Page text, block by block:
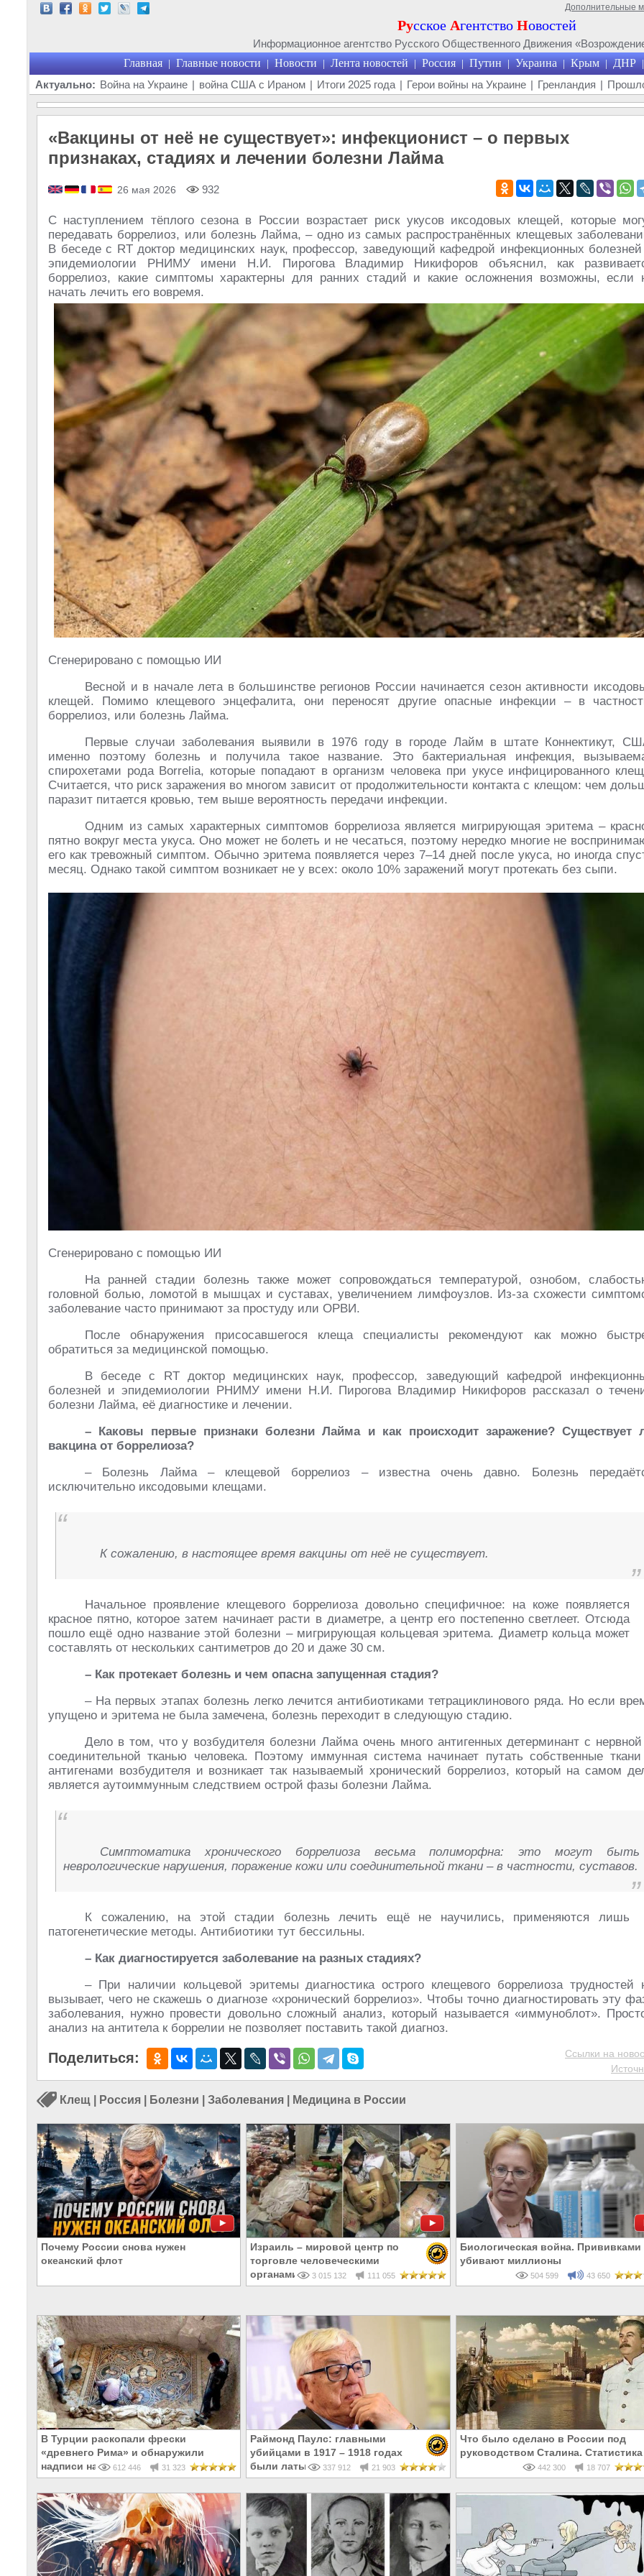
Дополнительные
Русское Агентство Новостей
Информационное агентство Русского Общественного Движения
Главная | Главные новости | Новости | Лента новостей | Россия | Путин | Украина | Крым | ДНР |
Актуально: Война на Украине | война США с Ираном | Итоги 2025 года | Герои войны на Украине | Гренландия |
«Вакцины от неё не существует»: инфекционист – о первых
признаках, стадиях и лечении болезни Лайма
26 мая 2026 932
С наступлением тёплого сезона в России возрастает риск укусов иксодовых клещей, которые
передавать боррелиоз, или болезнь Лайма, – одно из самых распространённых клещевых
В беседе с RT доктор медицинских наук, профессор, заведующий кафедрой инфекционных
эпидемиологии РНИМУ имени Н.И. Пирогова Владимир Никифоров объяснил, как
боррелиоз, какие симптомы характерны для ранних стадий и какие осложнения возможны, если
начать лечить его вовремя.
Сгенерировано с помощью ИИ
Весной и в начале лета в большинстве регионов России начинается сезон активности
клещей. Помимо клещевого энцефалита, они переносят другие опасные инфекции – в
боррелиоз, или болезнь Лайма.
Первые случаи заболевания выявили в 1976 году в городе Лайм в штате Коннектикут,
именно поэтому болезнь и получила такое название. Это бактериальная инфекция,
спирохетами рода Borrelia, которые попадают в организм человека при укусе инфицированного
Считается, что риск заражения во многом зависит от продолжительности контакта с клещом: чем
паразит питается кровью, тем выше вероятность передачи инфекции.
Одним из самых характерных симптомов боррелиоза является мигрирующая эритема –
пятно вокруг места укуса. Оно может не болеть и не чесаться, поэтому нередко многие не
его как тревожный симптом. Обычно эритема появляется через 7–14 дней после укуса, но иногда
месяц. Однако такой симптом возникает не у всех: около 10% заражений могут протекать без сыпи.
Сгенерировано с помощью ИИ
На ранней стадии болезнь также может сопровождаться температурой, ознобом,
головной болью, ломотой в мышцах и суставах, увеличением лимфоузлов. Из-за схожести
заболевание часто принимают за простуду или ОРВИ.
После обнаружения присосавшегося клеща специалисты рекомендуют как можно
обратиться за медицинской помощью.
В беседе с RT доктор медицинских наук, профессор, заведующий кафедрой
болезней и эпидемиологии РНИМУ имени Н.И. Пирогова Владимир Никифоров рассказал о
болезни Лайма, её диагностике и лечении.
– Каковы первые признаки болезни Лайма и как происходит заражение? Существует
вакцина от боррелиоза?
– Болезнь Лайма – клещевой боррелиоз – известна очень давно. Болезнь
исключительно иксодовыми клещами.
К сожалению, в настоящее время вакцины от неё не существует.
Начальное проявление клещевого боррелиоза довольно специфичное: на коже появляется
красное пятно, которое затем начинает расти в диаметре, а центр его постепенно светлеет. Отсюда
пошло ещё одно название этой болезни – мигрирующая кольцевая эритема. Диаметр кольца может
составлять от нескольких сантиметров до 20 и даже 30 см.
– Как протекает болезнь и чем опасна запущенная стадия?
– На первых этапах болезнь легко лечится антибиотиками тетрациклинового ряда. Но если
упущено и эритема не была замечена, болезнь переходит в следующую стадию.
Дело в том, что у возбудителя болезни Лайма очень много антигенных детерминант с
соединительной тканью человека. Поэтому иммунная система начинает путать собственные
антигенами возбудителя и возникает так называемый хронический боррелиоз, который на самом
является аутоиммунным следствием острой фазы болезни Лайма.
Симптоматика хронического боррелиоза весьма полиморфна: это могут быть
неврологические нарушения, поражение кожи или соединительной ткани – в частности, суставов.
К сожалению, на этой стадии болезнь лечить ещё не научились, применяются лишь
патогенетические методы. Антибиотики тут бессильны.
– Как диагностируется заболевание на разных стадиях?
– При наличии кольцевой эритемы диагностика острого клещевого боррелиоза трудностей
вызывает, чего не скажешь о диагнозе «хронический боррелиоз». Чтобы точно диагностировать эту
заболевания, нужно провести довольно сложный анализ, который называется «иммуноблот».
анализ на антитела к боррелии не позволяет поставить такой диагноз.
Поделиться:
Ссылки на
Клещ Россия Болезни Заболевания Медицина в России
Почему России снова нужен
океанский флот
Израиль – мировой центр по
торговле человеческими
органами
3 015 132 111 055
Биологическая война. Прививками
убивают миллионы
504 599 43 650
В Турции раскопали фрески
«древнего Рима» и обнаружили
надписи на Русском!
612 446 31 323
Раймонд Паулс: главными
убийцами в 1917 – 1918 годах
были латыши и евреи, а не русские
337 912 21 903
Что было сделано в России под
руководством Сталина. Статистика
442 300 18 707